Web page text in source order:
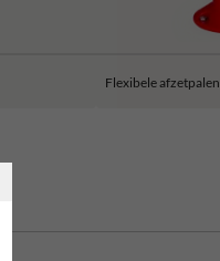
Flexibele afzetpalen